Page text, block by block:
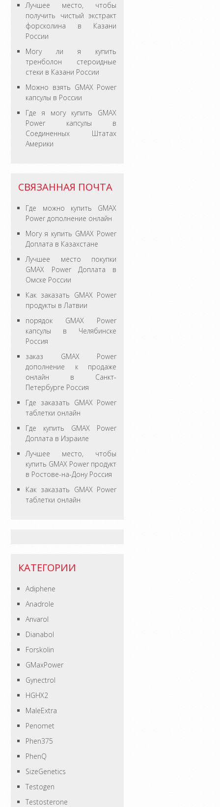
Лучшее место, чтобы
получить чистый экстракт
форсколина в Казани
России
Могу ли я купить
тренболон стероидные
стеки в Казани России
Можно взять GMAX Power
капсулы в России
Где я могу купить GMAX
Power капсулы в
Соединенных Штатах
Америки
СВЯЗАННАЯ ПОЧТА
Где можно купить GMAX
Power дополнение онлайн
Могу я купить GMAX Power
Доплата в Казахстане
Лучшее место покупки
GMAX Power Доплата в
Омске России
Как заказать GMAX Power
продукты в Латвии
порядок GMAX Power
капсулы в Челябинске
Россия
заказ GMAX Power
дополнение к продаже
онлайн в Санкт-
Петербурге Россия
Где заказать GMAX Power
таблетки онлайн
Где купить GMAX Power
Доплата в Израиле
Лучшее место, чтобы
купить GMAX Power продукт
в Ростове-на-Дону Россия
Как заказать GMAX Power
таблетки онлайн
КАТЕГОРИИ
Adiphene
Anadrole
Anvarol
Dianabol
Forskolin
GMaxPower
Gynectrol
HGHX2
MaleExtra
Penomet
Phen375
PhenQ
SizeGenetics
Testogen
Testosterone